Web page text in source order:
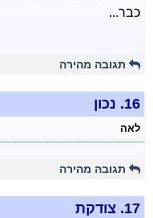
כבר...
תגובה מהירה
16. נכון
לאה
תגובה מהירה
17. צודקת